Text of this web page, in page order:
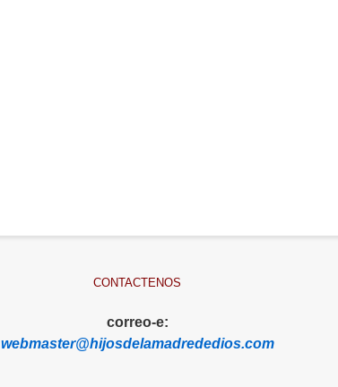
CONTACTENOS
correo-e:
webmaster@hijosdelamadrededios.com